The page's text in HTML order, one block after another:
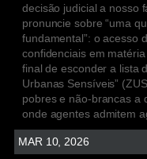
decisão judicial a nosso
pronuncie sobre “uma
fundamental”: o acesso
confidenciais em
final de esconder a lista
Urbanas Sensíveis”
pobres e não-brancas a
onde agentes admitem
MAR 10, 2026